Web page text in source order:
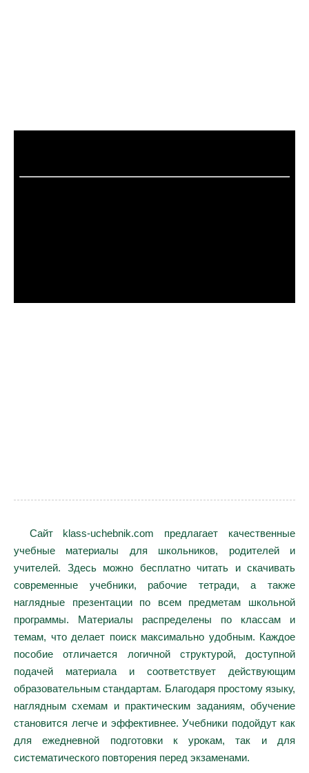
Сайт klass-uchebnik.com предлагает качественные
учебные материалы для школьников, родителей и
учителей. Здесь можно бесплатно читать и скачивать
современные учебники, рабочие тетради, а также
наглядные презентации по всем предметам школьной
программы. Материалы распределены по классам и
темам, что делает поиск максимально удобным. Каждое
пособие отличается логичной структурой, доступной
подачей материала и соответствует действующим
образовательным стандартам. Благодаря простому языку,
наглядным схемам и практическим заданиям, обучение
становится легче и эффективнее. Учебники подойдут как
для ежедневной подготовки к урокам, так и для
систематического повторения перед экзаменами.